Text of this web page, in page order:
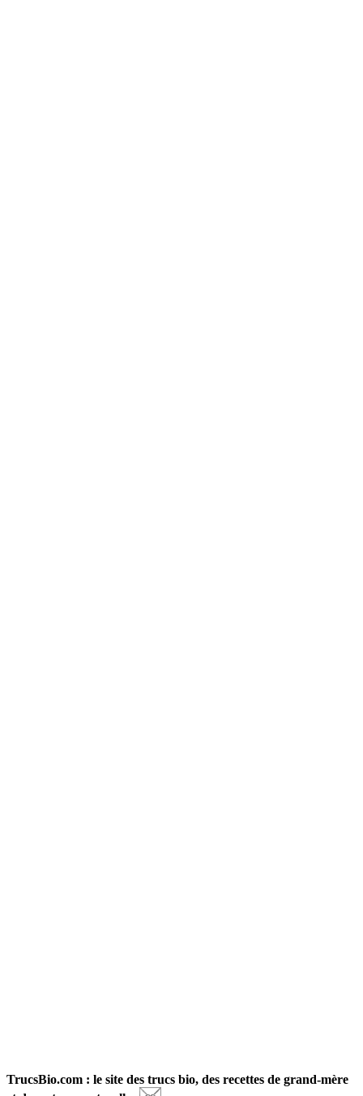
TrucsBio.com : le site des trucs bio, des recettes de grand-mère